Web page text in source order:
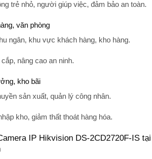
trẻ nhỏ, người giúp việc, đảm bảo an toàn.
văn phòng
ngân, khu vực khách hàng, kho hàng.
nâng cao an ninh.
kho bãi
sản xuất, quản lý công nhân.
kho, giảm thất thoát hàng hóa.
IP Hikvision DS-2CD2720F-IS tại